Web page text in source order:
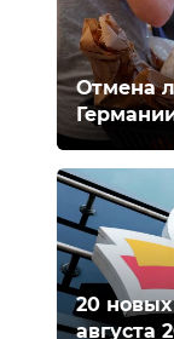
Отмена
20
августа